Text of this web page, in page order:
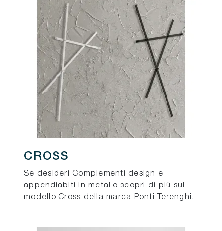
CROSS
Se desideri Complementi design e
appendiabiti in metallo scopri di più sul
modello Cross della marca Ponti Terenghi.